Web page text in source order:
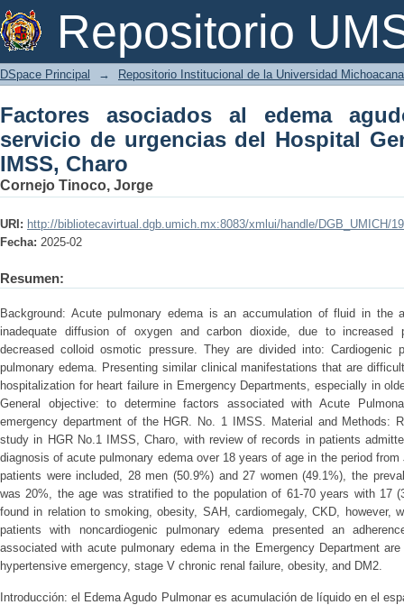
Repositorio
Factores asociados al edema
Hospital General Regional No 1 IMSS,
DSpace Principal → Repositorio Institucional de la Universidad
Factores asociados al edema
servicio de urgencias del Hospital
IMSS, Charo
Cornejo Tinoco, Jorge
URI: http://bibliotecavirtual.dgb.umich.mx:8083/xmlui/handle/DGB_UMICH/
Fecha: 2025-02
Resumen:
Background: Acute pulmonary edema is an accumulation of fluid in the
inadequate diffusion of oxygen and carbon dioxide, due to increased
decreased colloid osmotic pressure. They are divided into: Cardiogenic
pulmonary edema. Presenting similar clinical manifestations that are
hospitalization for heart failure in Emergency Departments, especially in
General objective: to determine factors associated with Acute
emergency department of the HGR. No. 1 IMSS. Material and Methods:
study in HGR No.1 IMSS, Charo, with review of records in patients
diagnosis of acute pulmonary edema over 18 years of age in the period
patients were included, 28 men (50.9%) and 27 women (49.1%), the
was 20%, the age was stratified to the population of 61-70 years with 17
found in relation to smoking, obesity, SAH, cardiomegaly, CKD, however,
patients with noncardiogenic pulmonary edema presented an
associated with acute pulmonary edema in the Emergency Department
hypertensive emergency, stage V chronic renal failure, obesity, and DM2.
Introducción: el Edema Agudo Pulmonar es acumulación de líquido en el